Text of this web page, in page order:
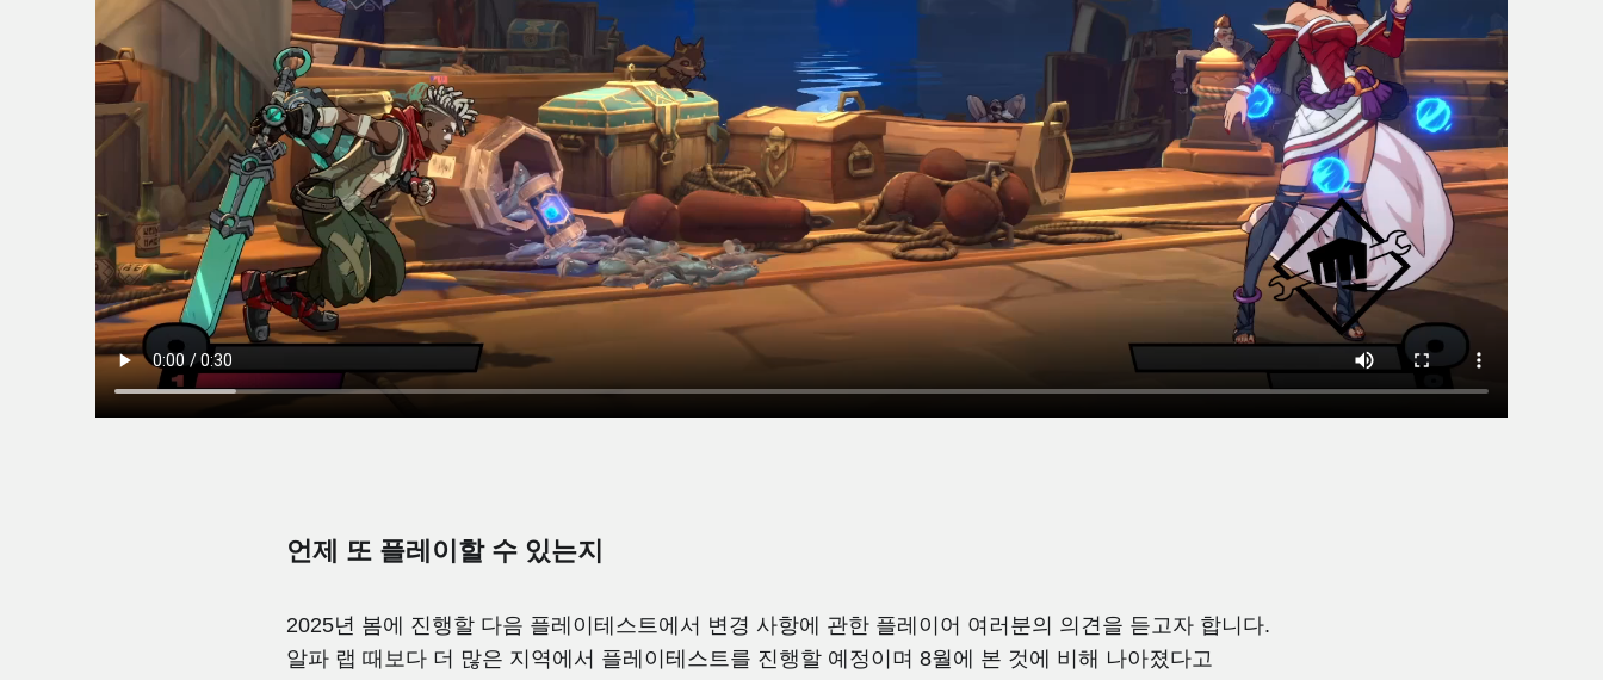
언제 또 플레이할 수 있는지
2025년 봄에 진행할 다음 플레이테스트에서 변경 사항에 관한 플레이어 여러분의 의견을 듣고자 합니다.
알파 랩 때보다 더 많은 지역에서 플레이테스트를 진행할 예정이며 8월에 본 것에 비해 나아졌다고